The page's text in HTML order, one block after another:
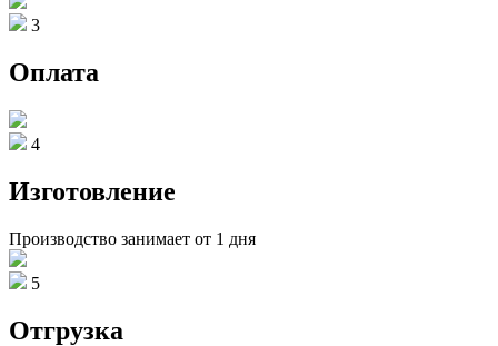
3
Оплата
4
Изготовление
Производство занимает от 1 дня
5
Отгрузка